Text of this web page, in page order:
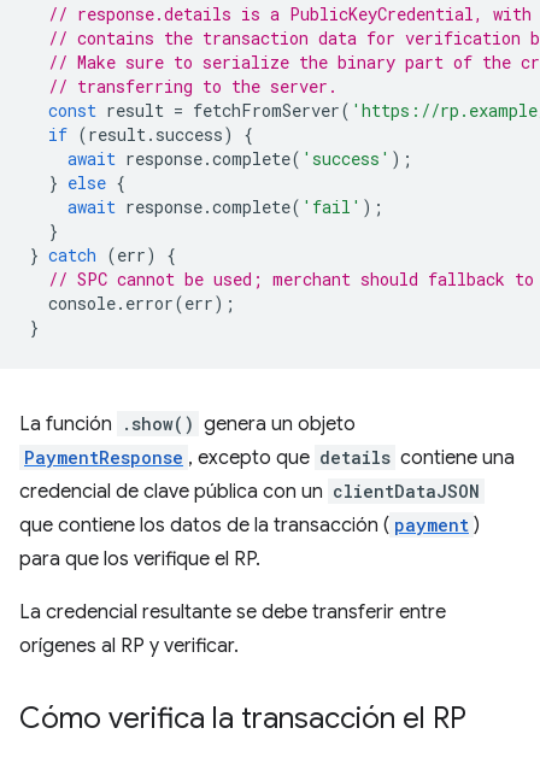
// response.details is a PublicKeyCredential, with
// contains the transaction data for verification
// Make sure to serialize the binary part of the
// transferring to the server.
const result = fetchFromServer( 'https://
if (result. success)
{
await response.complete( 'success' );
} else {
await response.complete( 'fail' );
}
} catch (err)
{
// SPC cannot be used; merchant should fallback
console. error(err);
}
La función .show() genera un objeto
PaymentResponse , excepto que details contiene una
credencial de clave pública con un clientDataJSON
que contiene los datos de la transacción ( payment )
para que los verifique el RP.
La credencial resultante se debe transferir entre
orígenes al RP y verificar.
Cómo verifica la transacción el RP